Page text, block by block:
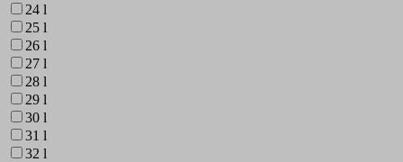
24 l
25 l
26 l
27 l
28 l
29 l
30 l
31 l
32 l